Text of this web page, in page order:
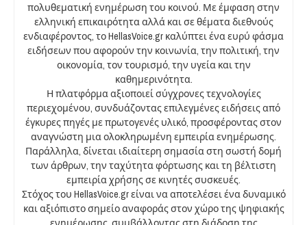
πολυθεματική ενημέρωση του κοινού. Με έμφαση στην
ελληνική επικαιρότητα αλλά και σε θέματα διεθνούς
ενδιαφέροντος, το HellasVoice.gr καλύπτει ένα ευρύ φάσμα
ειδήσεων που αφορούν την κοινωνία, την πολιτική, την
οικονομία, τον τουρισμό, την υγεία και την
καθημερινότητα.
Η πλατφόρμα αξιοποιεί σύγχρονες τεχνολογίες
περιεχομένου, συνδυάζοντας επιλεγμένες ειδήσεις από
έγκυρες πηγές με πρωτογενές υλικό, προσφέροντας στον
αναγνώστη μια ολοκληρωμένη εμπειρία ενημέρωσης.
Παράλληλα, δίνεται ιδιαίτερη σημασία στη σωστή δομή
των άρθρων, την ταχύτητα φόρτωσης και τη βέλτιστη
εμπειρία χρήσης σε κινητές συσκευές.
Στόχος του HellasVoice.gr είναι να αποτελέσει ένα δυναμικό
και αξιόπιστο σημείο αναφοράς στον χώρο της ψηφιακής